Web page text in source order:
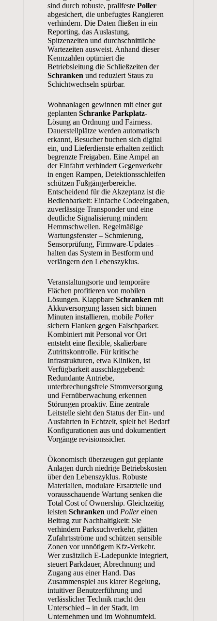
sind durch robuste, prallfeste Poller
abgesichert, die unbefugtes Rangieren
verhindern. Die Daten fließen in ein
Reporting, das Auslastung,
Spitzenzeiten und durchschnittliche
Wartezeiten ausweist. Anhand dieser
Kennzahlen optimiert die
Betriebsleitung die Schließzeiten der
Schranken und reduziert Staus zu
Schichtwechseln spürbar.
Wohnanlagen gewinnen mit einer gut
geplanten Schranke Parkplatz-
Lösung an Ordnung und Fairness.
Dauerstellplätze werden automatisch
erkannt, Besucher buchen sich digital
ein, und Lieferdienste erhalten zeitlich
begrenzte Freigaben. Eine Ampel an
der Einfahrt verhindert Gegenverkehr
in engen Rampen, Detektionsschleifen
schützen Fußgängerbereiche.
Entscheidend für die Akzeptanz ist die
Bedienbarkeit: Einfache Codeeingaben,
zuverlässige Transponder und eine
deutliche Signalisierung mindern
Hemmschwellen. Regelmäßige
Wartungsfenster – Schmierung,
Sensorprüfung, Firmware-Updates –
halten das System in Bestform und
verlängern den Lebenszyklus.
Veranstaltungsorte und temporäre
Flächen profitieren von mobilen
Lösungen. Klappbare Schranken mit
Akkuversorgung lassen sich binnen
Minuten installieren, mobile Poller
sichern Flanken gegen Falschparker.
Kombiniert mit Personal vor Ort
entsteht eine flexible, skalierbare
Zutrittskontrolle. Für kritische
Infrastrukturen, etwa Kliniken, ist
Verfügbarkeit ausschlaggebend:
Redundante Antriebe,
unterbrechungsfreie Stromversorgung
und Fernüberwachung erkennen
Störungen proaktiv. Eine zentrale
Leitstelle sieht den Status der Ein- und
Ausfahrten in Echtzeit, spielt bei Bedarf
Konfigurationen aus und dokumentiert
Vorgänge revisionssicher.
Ökonomisch überzeugen gut geplante
Anlagen durch niedrige Betriebskosten
über den Lebenszyklus. Robuste
Materialien, modulare Ersatzteile und
vorausschauende Wartung senken die
Total Cost of Ownership. Gleichzeitig
leisten Schranken und Pollereinen
Beitrag zur Nachhaltigkeit: Sie
verhindern Parksuchverkehr, glätten
Zufahrtsströme und schützen sensible
Zonen vor unnötigem Kfz-Verkehr.
Wer zusätzlich E-Ladepunkte integriert,
steuert Parkdauer, Abrechnung und
Zugang aus einer Hand. Das
Zusammenspiel aus klarer Regelung,
intuitiver Benutzerführung und
verlässlicher Technik macht den
Unterschied – in der Stadt, im
Unternehmen und im Wohnumfeld.